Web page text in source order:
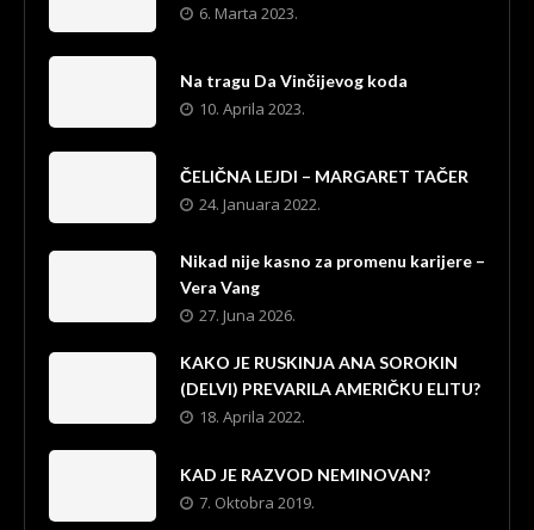
6. Marta 2023.
Na tragu Da Vinčijevog koda
10. Aprila 2023.
ČELIČNA LEJDI – MARGARET TAČER
24. Januara 2022.
Nikad nije kasno za promenu karijere –
Vera Vang
27. Juna 2026.
KAKO JE RUSKINJA ANA SOROKIN
(DELVI) PREVARILA AMERIČKU ELITU?
18. Aprila 2022.
KAD JE RAZVOD NEMINOVAN?
7. Oktobra 2019.